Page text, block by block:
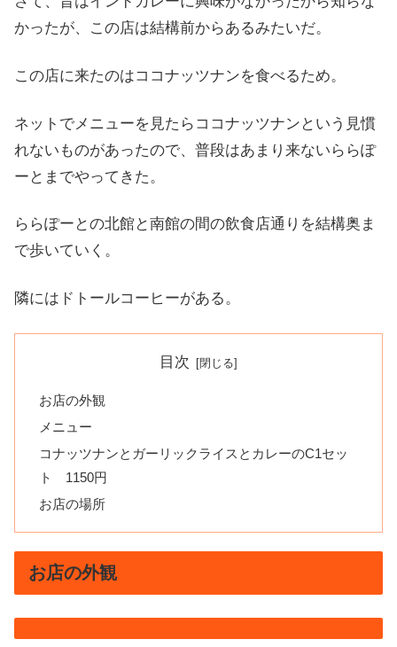
かったが、この店は結構前からあるみたいだ。
この店に来たのはココナッツナンを食べるため。
ネットでメニューを見たらココナッツナンという見慣
れないものがあったので、普段はあまり来ないららぽ
ーとまでやってきた。
ららぽーとの北館と南館の間の飲食店通りを結構奥ま
で歩いていく。
隣にはドトールコーヒーがある。
目次
お店の外観
メニュー
コナッツナンとガーリックライスとカレーのC1セッ
ト 1150円
お店の場所
お店の外観